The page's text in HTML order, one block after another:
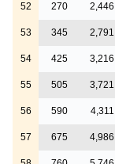
52 270 2,446
53 345 2,791
54 425 3,216
55 505 3,721
56 590 4,311
57 675 4,986